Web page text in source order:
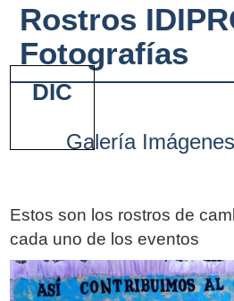
Rostros
Fotografías
Galería Imágenes
Estos son los rostros de
cada uno de los eventos
DIC